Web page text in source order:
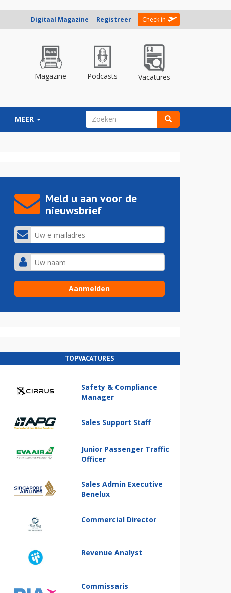
Digitaal Magazine Registreer Check in
Magazine Podcasts Vacatures
MEER ZOEKVELD
Meld u aan voor de
nieuwsbrief
TOPVACATURES
Safety & Compliance
Manager
Sales Support Staff
Junior Passenger Traffic
Officer
Sales Admin Executive
Benelux
Commercial Director
Revenue Analyst
Commissaris